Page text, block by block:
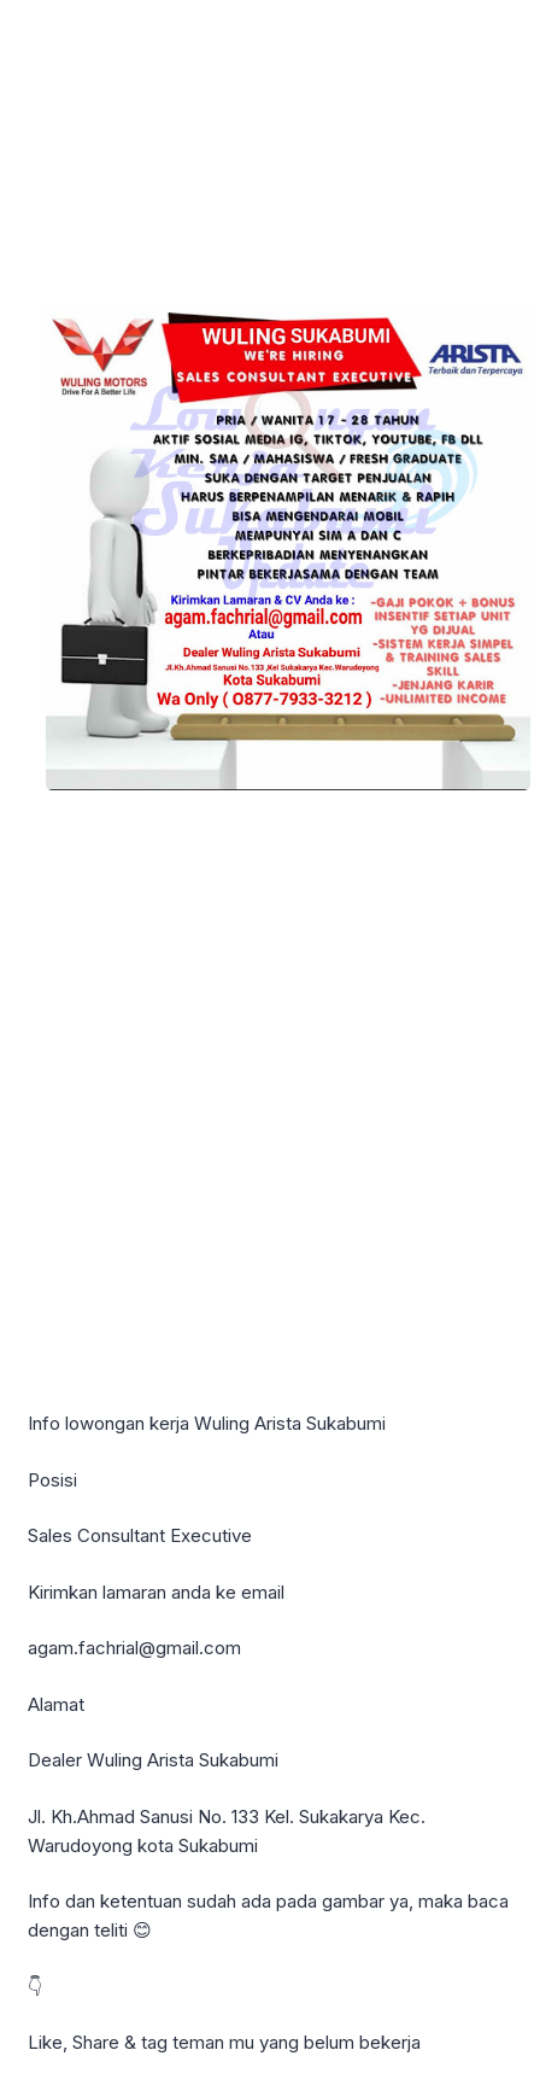
Info lowongan kerja Wuling Arista Sukabumi
Posisi
Sales Consultant Executive
Kirimkan lamaran anda ke email
agam.fachrial@gmail.com
Alamat
Dealer Wuling Arista Sukabumi
Jl. Kh.Ahmad Sanusi No. 133 Kel. Sukakarya Kec.
Warudoyong kota Sukabumi
Info dan ketentuan sudah ada pada gambar ya, maka baca
dengan teliti 😊
👇
Like, Share & tag teman mu yang belum bekerja